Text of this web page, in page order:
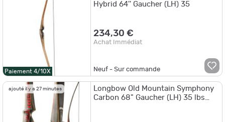
Paiement 4/10X
Hybrid 64'' Gaucher (LH) 35
234,30 €
Achat Immédiat
Neuf - Sur commande
ajouté il y a 27 minutes
Longbow Old Mountain Symphony
Carbon 68" Gaucher (LH) 35 lbs